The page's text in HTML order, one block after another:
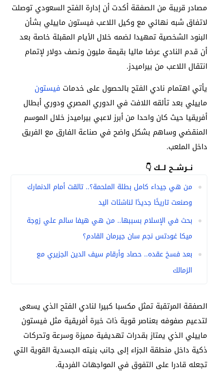
مصادر قريبة من الصفقة أكدت أن إدارة الفتح السعودي توصلت
لاتفاق شبه نهائي مع وكيل اللاعب فيستون ماييلي بشأن
البنود الشخصية تمهيدا لضمه خلال الأيام المقبلة خاصة بعد
أن قدم النادي عرضا ماليا بقيمة مليون ونصف دولار لإتمام
انتقال اللاعب من بيراميدز.
يأتي اهتمام نادي الفتح بالحصول على خدمات فيستون
ماييلي بعد تألقه اللافت في الدوري المصري ودوري أبطال
أفريقيا حيث كان واحدا من أبرز لاعبي بيراميدز خلال الموسم
المنقضي وساهم بشكل واضح في صناعة الفارق مع الفريق
داخل الملعب.
نــرشــح لــك 👇
من هي جيداء كامل بطلة الملحمة؟.. تالقت أمام الدنمارك
وصنعت تاريخًا جديدًا لناشئات اليد
بحث في الإسلام بسببها.. من هي هيفا سالم علي زوجة
ميكا غودتس نجم سان جيرمان القادم؟
بعد فسخ عقده.. حصاد وأرقام سيف الدين الجزيري مع
الزمالك
الصفقة المرتقبة تمثل مكسبا كبيرا لنادي الفتح الذي يسعى
لتدعيم صفوفه بعناصر قوية ذات خبرة أفريقية مثل فيستون
ماييلي الذي يمتاز بقدرات تهديفية مميزة وسرعة وتحركات
ذكية داخل منطقة الجزاء إلى جانب بنيته الجسدية القوية التي
تجعله قادرا على التفوق في المواجهات الفردية.